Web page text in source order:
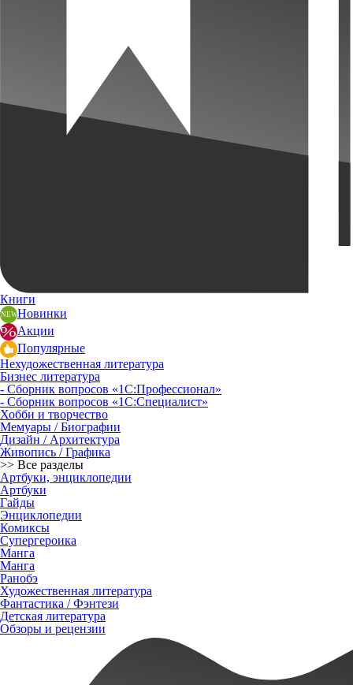
Книги
Новинки
Акции
Популярные
Нехудожественная литература
Бизнес литература
- Сборник вопросов «1С:Профессионал»
- Сборник вопросов «1С:Специалист»
Хобби и творчество
Мемуары / Биографии
Дизайн / Архитектура
Живопись / Графика
>> Все разделы
Артбуки, энциклопедии
Артбуки
Гайды
Энциклопедии
Комиксы
Супергероика
Манга
Манга
Ранобэ
Художественная литература
Фантастика / Фэнтези
Детская литература
Обзоры и рецензии